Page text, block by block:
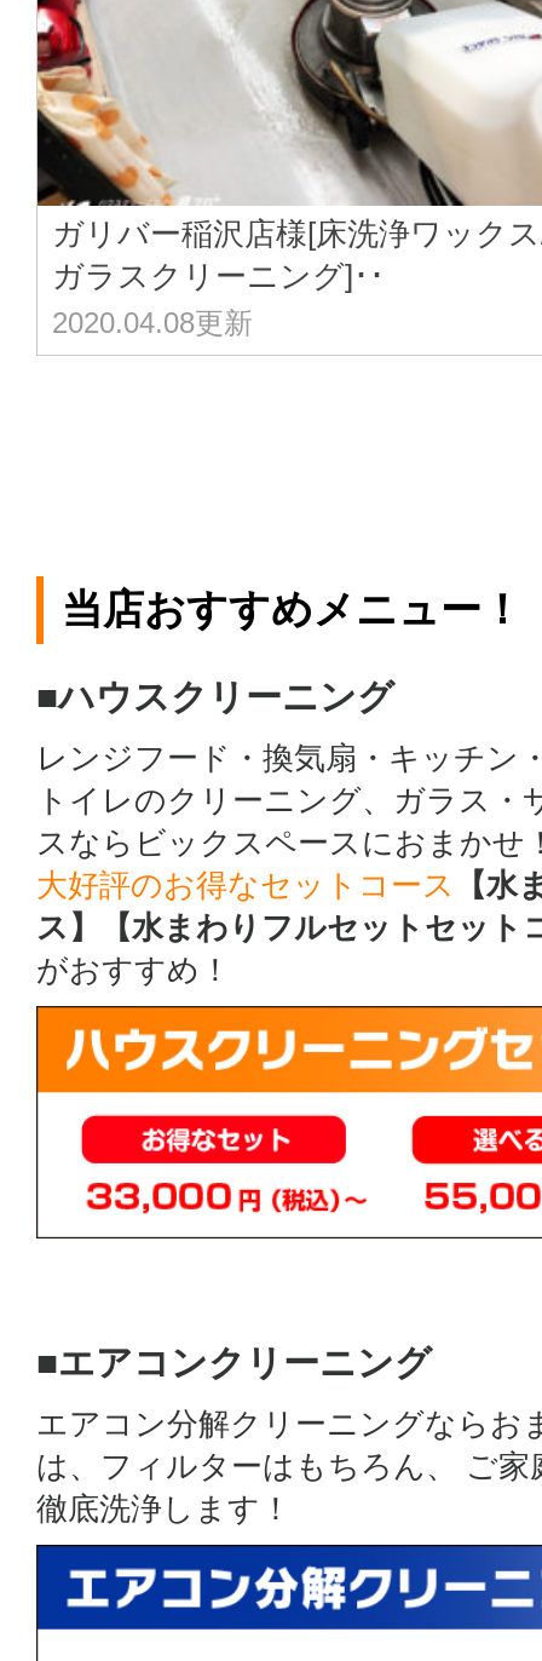
ガリバー稲沢店様[床洗浄ワック
ガラスクリーニング]･･
2020.04.08更新
当店おすすめメニュー！
■ハウスクリーニング
レンジフード・換気扇・キッチン
トイレのクリーニング、ガラス
スならビックスペースにおまかせ
大好評のお得なセットコース
【
ス】【水まわりフルセットセット
がおすすめ！
■エアコンクリーニング
エアコン分解クリーニングならお
は、フィルターはもちろん、 ご
徹底洗浄します！